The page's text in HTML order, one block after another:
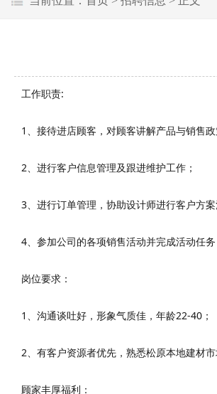
工作职责:
1、接待进店顾客，对顾客讲解产品与销售政
2、进行客户信息管理及跟进维护工作；
3、进行订单管理，协助设计师进行客户方
4、参加公司的各项销售活动并完成活动任务
岗位要求：
1、沟通谈吐好，形象气质佳，年龄22-40；
2、有客户资源者优先，熟悉松原本地建材市
顾家丰厚福利：